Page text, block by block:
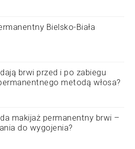
Bielsko-Biała
brwi przed i po zabiegu
metodą włosa?
makijaż permanentny brwi –
do wygojenia?